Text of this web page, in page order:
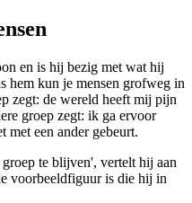
en is hij bezig met wat hij
hem kun je mensen grofweg in
zegt: de wereld heeft mij pijn
groep zegt: ik ga ervoor
met een ander gebeurt.
te blijven', vertelt hij aan
voorbeeldfiguur is die hij in